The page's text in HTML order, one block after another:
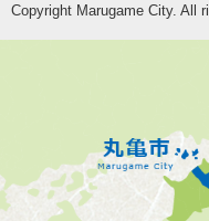
Copyright Marugame City. All